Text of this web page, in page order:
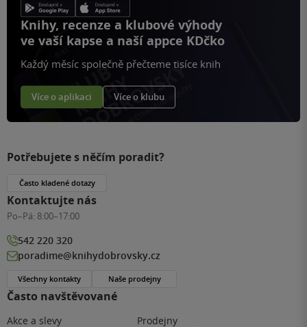
Knihy, recenze a klubové výhody
ve vaší kapse a naší appce KDčko
Každý měsíc společně přečteme tisíce knih
Více o aplikaci Více o klubu
Často navštěvované
Akce a slevy
Prodejny
Potřebujete s něčím poradit?
Často kladené dotazy
Kontaktujte nás
Po–Pá: 8:00–17:00
542 220 320
poradime@knihydobrovsky.cz
Všechny kontakty Naše prodejny